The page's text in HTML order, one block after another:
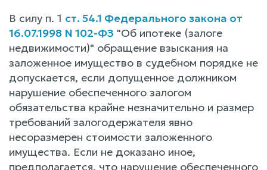
В силу п. 1 ст. 54.1 Федерального закона от
16.07.1998 N 102-ФЗ "Об ипотеке (залоге
недвижимости)" обращение взыскания на
заложенное имущество в судебном порядке не
допускается, если допущенное должником
нарушение обеспеченного залогом
обязательства крайне незначительно и размер
требований залогодержателя явно
несоразмерен стоимости заложенного
имущества. Если не доказано иное,
предполагается, что нарушение обеспеченного